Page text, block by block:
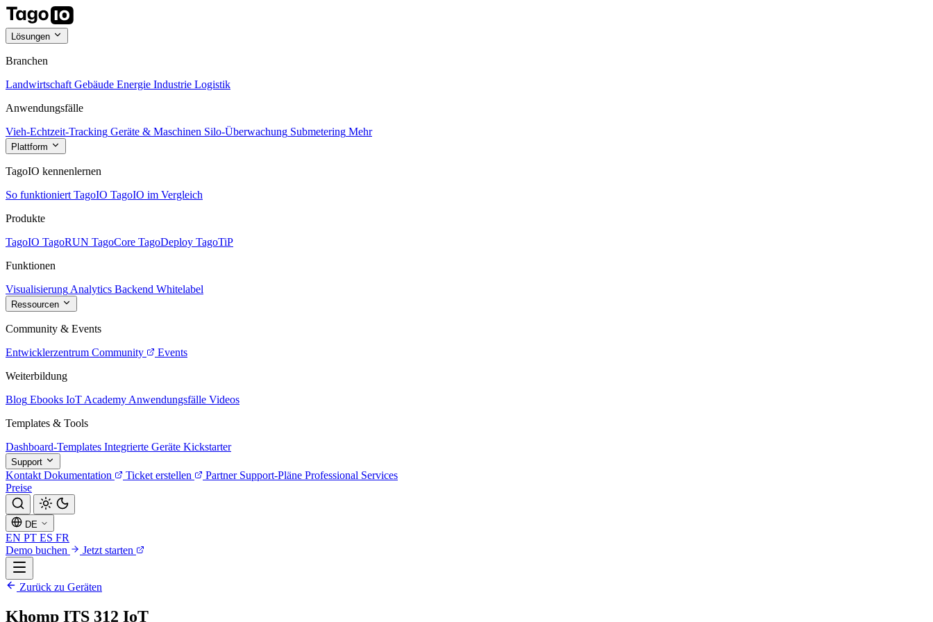
Lösungen
Branchen
Landwirtschaft Gebäude Energie Industrie Logistik
Anwendungsfälle
Vieh-Echtzeit-Tracking Geräte & Maschinen Silo-Überwachung Submetering Mehr
Plattform
TagoIO kennenlernen
So funktioniert TagoIO TagoIO im Vergleich
Produkte
TagoIO TagoRUN TagoCore TagoDeploy TagoTiP
Funktionen
Visualisierung Analytics Backend Whitelabel
Ressourcen
Community & Events
Entwicklerzentrum Community
Events
Weiterbildung
Blog Ebooks IoT Academy Anwendungsfälle Videos
Templates & Tools
Dashboard-Templates Integrierte Geräte Kickstarter
Support
Kontakt Dokumentation Ticket erstellen Partner Support-Pläne Professional Services
Preise
DE
EN PT ES FR
Demo buchen
Jetzt starten
Zurück zu Geräten
Khomp ITS 312 IoT